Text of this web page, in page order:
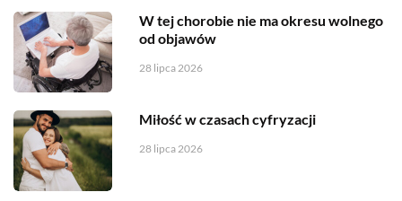
W tej chorobie nie ma okresu wolnego
od objawów
28 lipca 2026
Miłość w czasach cyfryzacji
28 lipca 2026